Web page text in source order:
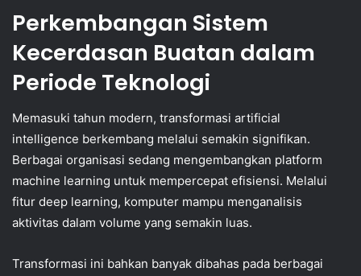
Perkembangan Sistem
Kecerdasan Buatan dalam
Periode Teknologi
Memasuki tahun modern, transformasi artificial
intelligence berkembang melalui semakin signifikan.
Berbagai organisasi sedang mengembangkan platform
machine learning untuk mempercepat efisiensi. Melalui
fitur deep learning, komputer mampu menganalisis
aktivitas dalam volume yang semakin luas.
Transformasi ini bahkan banyak dibahas pada berbagai